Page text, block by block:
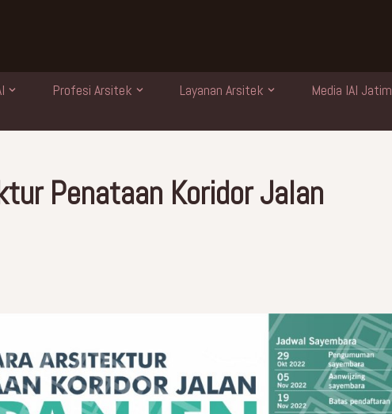
Profesi Arsitek Layanan Arsitek Media IAI Jatim
Penataan Koridor Jalan